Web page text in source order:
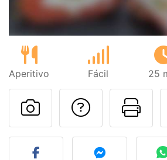
Aperitivo Fácil 25
Publicar la